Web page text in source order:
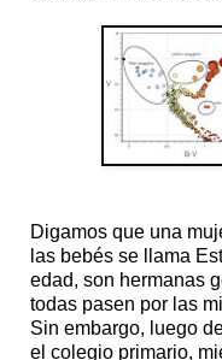
Digamos que una
las bebés se llama
edad, son hermanas
todas pasen por las
Sin embargo, luego
el colegio primario,